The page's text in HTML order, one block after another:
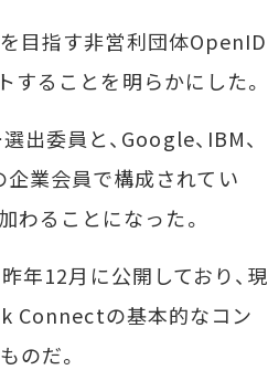
目指す非営利団体OpenID
ることを明らかにした。
委員と、Google、IBM、
業会員で構成されてい
ることになった。
年12月に公開しており、現
Connectの基本的なコン
のだ。